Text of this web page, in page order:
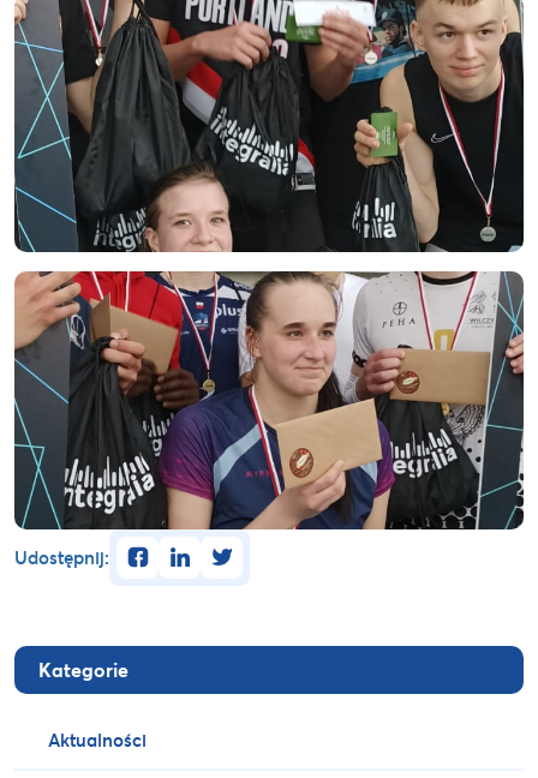
Kategorie
Aktualności
Udostępnij: facebooklinkedintwitter